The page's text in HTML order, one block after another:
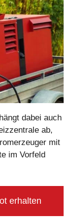
dabei auch
ab,
mit
im Vorfeld
erhalten